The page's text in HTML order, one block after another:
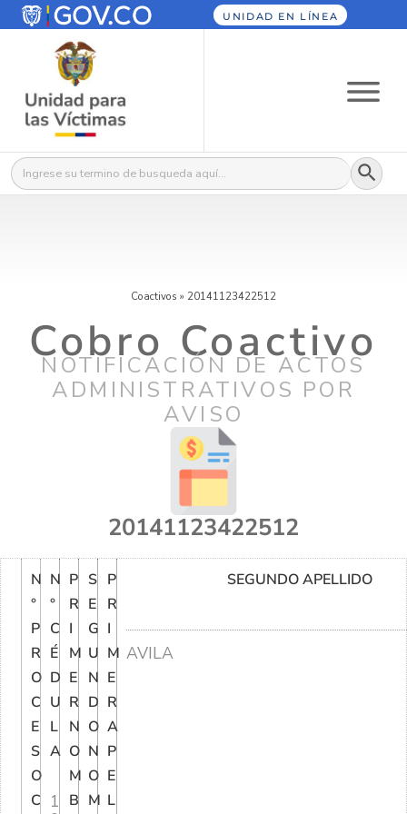
UNIDAD EN LÍNEA
Buscar: Botón
Coactivos » 20141123422512
Cobro Coactivo
NOTIFICACIÓN DE ACTOS
ADMINISTRATIVOS POR
AVISO
20141123422512
N
°
P
R
O
C
E
S
O
C
N
°
C
É
D
U
L
A
1
P
R
I
M
E
R
N
O
M
B
S
E
G
U
N
D
O
N
O
M
P
R
I
M
E
R
A
P
E
L
SEGUNDO APELLIDO
AVILA